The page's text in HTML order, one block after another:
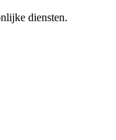
diensten.